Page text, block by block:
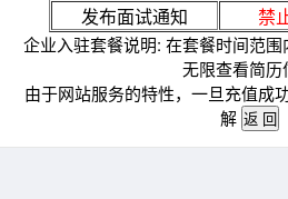
发布面试通知
禁
企业入驻套餐说明: 在套餐时间范
无限查看简历
由于网站服务的特性，一旦充值成
解